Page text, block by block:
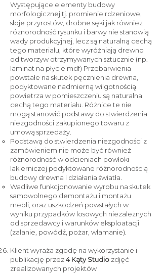
Występujące elementy budowy
morfologicznej tj. promienie rdzeniowe,
słoje przyrostów, drobne sęki jak również
różnorodność rysunku i barwy nie stanowią
wady produkcyjnej, lecz są naturalną cechą
tego materiału, które wyróżniają drewno
od tworzyw otrzymywanych sztucznie (np.
laminat na płycie mdf) Przebarwienia
powstałe na skutek pęcznienia drewna,
podyktowane nadmierną wilgotnością
powietrza w pomieszczeniu są naturalna
cechą tego materiału. Różnice te nie
mogą stanowić podstawy do stwierdzenia
niezgodności zakupionego towaru z
umową sprzedaży.
Podstawą do stwierdzenia niezgodności z
zamówieniem nie może być również
różnorodność w odcieniach powłoki
lakierniczej podyktowane różnorodnością
budowy drewna i działania światła.
Wadliwe funkcjonowanie wyrobu na skutek
samowolnego demontażu i montażu
mebli, oraz uszkodzeń powstałych w
wyniku przypadków losowych niezależnych
od sprzedawcy i warunków eksploatacji
(zalanie, powódź, pożar, włamanie).
Klient wyraża zgodę na wykorzystanie i
publikację przez4 Kąty Studio zdjęć
zrealizowanych projektów